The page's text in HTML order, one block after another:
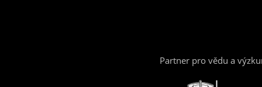
Partner pro vědu a